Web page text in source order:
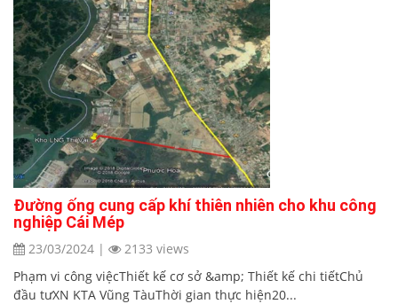
Đường ống cung cấp khí thiên nhiên cho khu công
nghiệp Cái Mép
23/03/2024 |
2133 views
Phạm vi công việcThiết kế cơ sở &amp; Thiết kế chi tiếtChủ
đầu tưXN KTA Vũng TàuThời gian thực hiện20...